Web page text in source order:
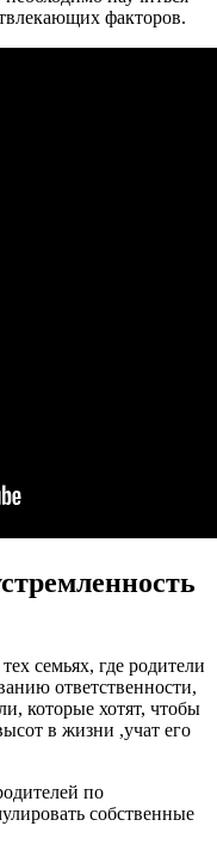
факторов.
семьях, где родители
ответственности,
которые хотят, чтобы
в жизни ,учат его
по
собственные